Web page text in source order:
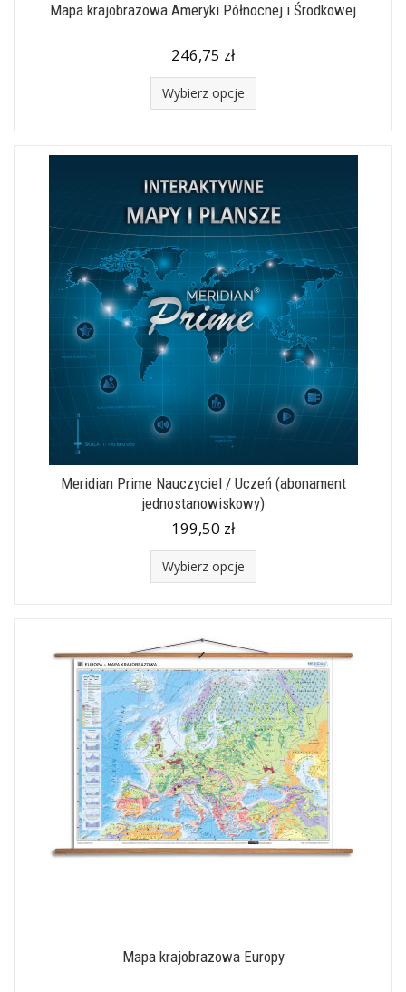
Mapa krajobrazowa Ameryki Północnej i Środkowej
246,75 zł
Wybierz opcje
Meridian Prime Nauczyciel / Uczeń (abonament
jednostanowiskowy)
199,50 zł
Wybierz opcje
Mapa krajobrazowa Europy